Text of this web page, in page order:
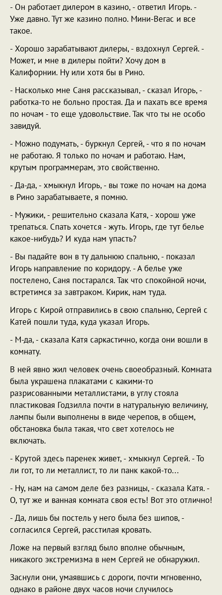
- Он работает дилером в казино, - ответил Игорь. -
Уже давно. Тут же казино полно. Мини-Вегас и все
такое.
- Хорошо зарабатывают дилеры, - вздохнул Сергей. -
Может, и мне в дилеры пойти? Хочу дом в
Калифорнии. Ну или хотя бы в Рино.
- Насколько мне Саня рассказывал, - сказал Игорь, -
работка-то не больно простая. Да и пахать все время
по ночам - то еще удовольствие. Так что ты не особо
завидуй.
- Можно подумать, - буркнул Сергей, - что я по ночам
не работаю. Я только по ночам и работаю. Нам,
крутым программерам, это свойственно.
- Да-да, - хмыкнул Игорь, - вы тоже по ночам на дома
в Рино зарабатываете, я помню.
- Мужики, - решительно сказала Катя, - хорош уже
трепаться. Спать хочется - жуть. Игорь, где тут белье
какое-нибудь? И куда нам упасть?
- Вы падайте вон в ту дальнюю спальню, - показал
Игорь направление по коридору. - А белье уже
постелено, Саня постарался. Так что спокойной ночи,
встретимся за завтраком. Кирик, нам туда.
Игорь с Кирой отправились в свою спальню, Сергей с
Катей пошли туда, куда указал Игорь.
- М-да, - сказала Катя саркастично, когда они вошли в
комнату.
В ней явно жил человек очень своеобразный. Комната
была украшена плакатами с какими-то
разрисованными металлистами, в углу стояла
пластиковая Годзилла почти в натуральную величину,
лампы были выполнены в виде черепов, в общем,
обстановка была такая, что свет хотелось не
включать.
- Крутой здесь паренек живет, - хмыкнул Сергей. - То
ли гот, то ли металлист, то ли панк какой-то...
- Ну, нам на самом деле без разницы, - сказала Катя. -
О, тут же и ванная комната своя есть! Вот это отлично!
- Да, лишь бы постель у него была без шипов, -
согласился Сергей, расстилая кровать.
Ложе на первый взгляд было вполне обычным,
никакого экстремизма в нем Сергей не обнаружил.
Заснули они, умаявшись с дороги, почти мгновенно,
однако в районе двух часов ночи случилось